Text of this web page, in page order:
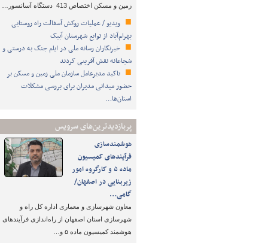
زمین و مسکن اختصاص 413 دستگاه آسانسور…
ویدیو / عملیات روکش آسفالت راه روستایی
بهرام‌آباد از توابع شهرستان آبیک
خبرنگاران رسانه ملی در ایام جنگ به درستی و
شجاعانه نقش آفرینی کردند
تاکید مدیرعامل سازمان ملی زمین و مسکن بر
حضور میدانی مدیران برای بررسی مشکلات
استان‌ها…
پربازدیدترین‌های سرویس
هوشمندسازی
فرآیندهای کمیسیون
ماده ۵ و کارگروه امور
زیربنایی در اصفهان/
گامی…
معاون شهرسازی و معماری اداره کل راه و
شهرسازی استان اصفهان از راه‌اندازی فرآیندهای
هوشمند کمیسیون ماده ۵ و…